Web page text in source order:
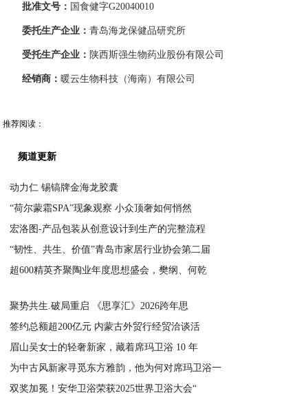
批准文号： 国食健字G20040010
委托生产企业：青岛海龙保健品研究所
受托生产企业： 陕西斯强生物药业股份有限公司
经销商：暖云生物科技（海南）有限公司
推荐阅读：
频道更新
动力仁 锡镐牌金海龙胶囊
“荷尔蒙霜SPA”现象观察 小众顶奢如何悄然
宏洛图-产品包装从创意设计到生产的完整流程
“韧性、共生、价值”青岛市家居行业协会第二届
超600精英齐聚陶业年度思想盛会，樊纲、何乾
聚势共生.破局重启 《思享汇》2026跨年思
签约总额超200亿元 内蒙古外贸行经贸洽谈活
眉山吴女士的轻奢新家，藏着席玛卫浴 10 年
为中古风新家寻觅东方雅韵，他为何对席玛卫浴一
双奖加冕！安华卫浴荣获2025世界卫浴大会“